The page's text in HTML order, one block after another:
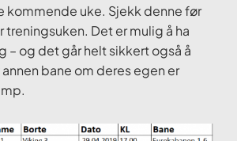
kommende uke. Sjekk denne før
Det er mulig å ha
– og det går helt sikkert også å
bane om deres egen er